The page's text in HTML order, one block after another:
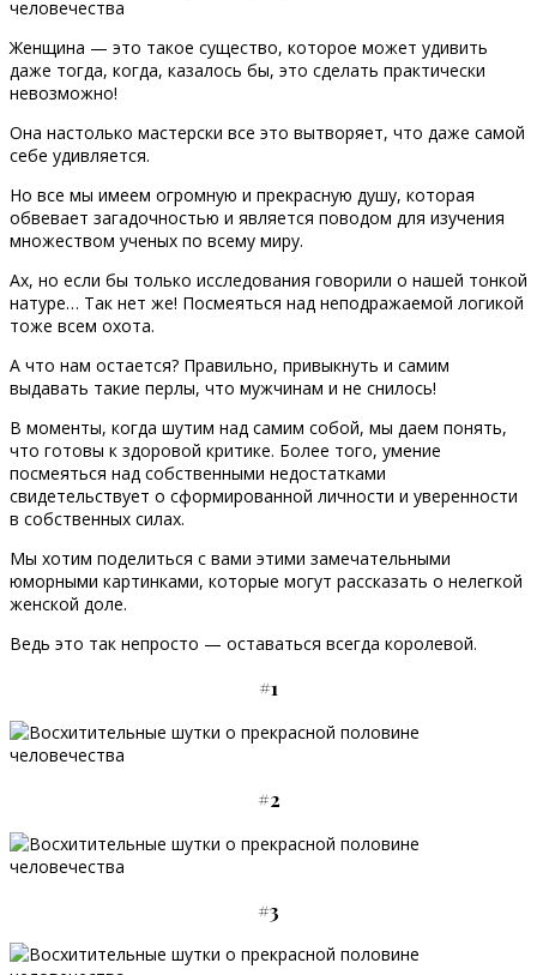
Женщина — это такое существо, которое может удивить
даже тогда, когда, казалось бы, это сделать практически
невозможно!
Она настолько мастерски все это вытворяет, что даже самой
себе удивляется.
Но все мы имеем огромную и прекрасную душу, которая
обвевает загадочностью и является поводом для изучения
множеством ученых по всему миру.
Ах, но если бы только исследования говорили о нашей тонкой
натуре… Так нет же! Посмеяться над неподражаемой логикой
тоже всем охота.
А что нам остается? Правильно, привыкнуть и самим
выдавать такие перлы, что мужчинам и не снилось!
В моменты, когда шутим над самим собой, мы даем понять,
что готовы к здоровой критике. Более того, умение
посмеяться над собственными недостатками
свидетельствует о сформированной личности и уверенности
в собственных силах.
Мы хотим поделиться с вами этими замечательными
юморными картинками, которые могут рассказать о нелегкой
женской доле.
Ведь это так непросто — оставаться всегда королевой.
#1
#2
#3